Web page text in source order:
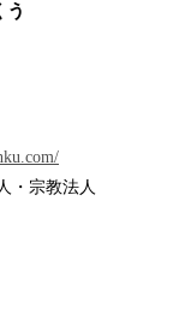
う
・宗教法人